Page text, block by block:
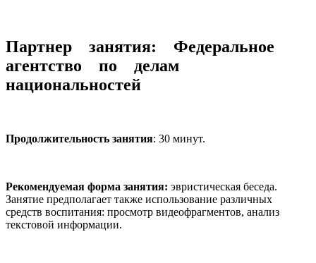
Партнер занятия: Федеральное
агентство по делам
национальностей
Продолжительность занятия: 30 минут.
Рекомендуемая форма занятия: эвристическая беседа.
Занятие предполагает также использование различных
средств воспитания: просмотр видеофрагментов, анализ
текстовой информации.